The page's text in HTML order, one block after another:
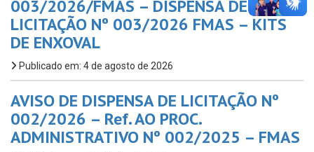
003/2026/FMAS – DISPENSA DE
LICITAÇÃO Nº 003/2026 FMAS – KITS
DE ENXOVAL
Publicado em: 4 de agosto de 2026
AVISO DE DISPENSA DE LICITAÇÃO Nº
002/2026 – Ref. AO PROC.
ADMINISTRATIVO Nº 002/2025 – FMAS